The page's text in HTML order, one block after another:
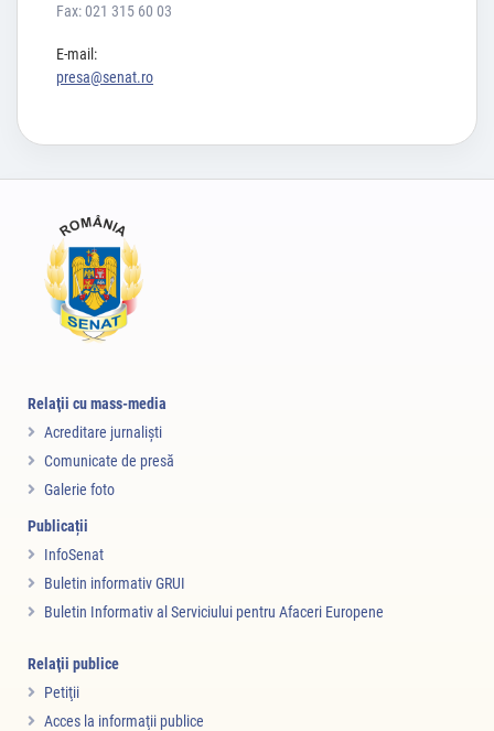
Fax: 021 315 60 03
E-mail:
presa@senat.ro
Relaţii cu mass-media
Acreditare jurnalişti
Comunicate de presă
Galerie foto
Publicații
InfoSenat
Buletin informativ GRUI
Buletin Informativ al Serviciului pentru Afaceri Europene
Relaţii publice
Petiţii
Acces la informaţii publice